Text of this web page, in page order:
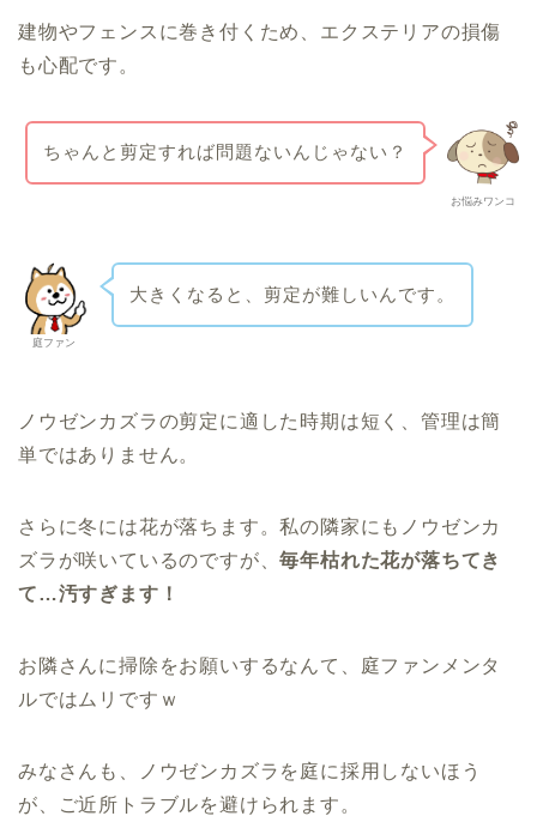
建物やフェンスに巻き付くため、エクステリアの損傷
も心配です。
お悩みワンコ
ちゃんと剪定すれば問題ないんじゃない？
庭ファン
大きくなると、剪定が難しいんです。
ノウゼンカズラの剪定に適した時期は短く、管理は簡
単ではありません。
さらに冬には花が落ちます。私の隣家にもノウゼンカ
ズラが咲いているのですが、毎年枯れた花が落ちてき
て…汚すぎます！
お隣さんに掃除をお願いするなんて、庭ファンメンタ
ルではムリですｗ
みなさんも、ノウゼンカズラを庭に採用しないほう
が、ご近所トラブルを避けられます。